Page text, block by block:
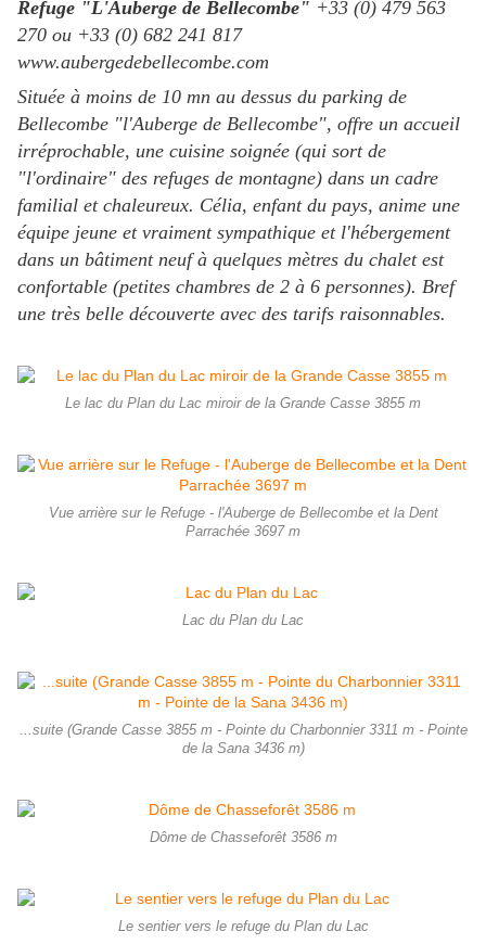
Refuge "L'Auberge de Bellecombe" +33 (0) 479 563
270 ou +33 (0) 682 241 817
www.aubergedebellecombe.com
Située à moins de 10 mn au dessus du parking de
Bellecombe "l'Auberge de Bellecombe", offre un accueil
irréprochable, une cuisine soignée (qui sort de
"l'ordinaire" des refuges de montagne) dans un cadre
familial et chaleureux. Célia, enfant du pays, anime une
équipe jeune et vraiment sympathique et l'hébergement
dans un bâtiment neuf à quelques mètres du chalet est
confortable (petites chambres de 2 à 6 personnes). Bref
une très belle découverte avec des tarifs raisonnables.
Le lac du Plan du Lac miroir de la Grande Casse 3855 m
Vue arrière sur le Refuge - l'Auberge de Bellecombe et la Dent
Parrachée 3697 m
Lac du Plan du Lac
...suite (Grande Casse 3855 m - Pointe du Charbonnier 3311 m - Pointe
de la Sana 3436 m)
Dôme de Chasseforêt 3586 m
Le sentier vers le refuge du Plan du Lac